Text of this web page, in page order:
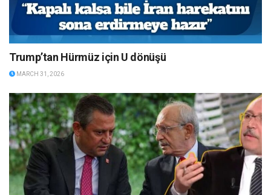
Trump’tan Hürmüz için U dönüşü
MARCH 31, 2026